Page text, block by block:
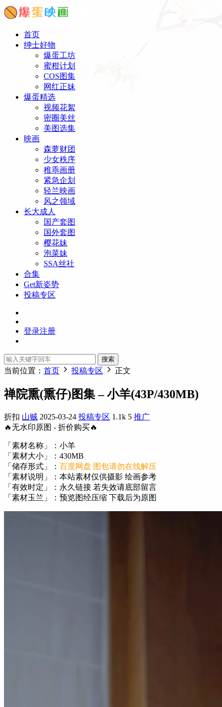
首页
绅士好物
爆蛋工坊
蜜柑计划
COS图集
网红正妹
爆蛋精选
视频花絮
密圈美丝
美图选集
映画
森萝财团
少女秩序
稚乖画册
紧急企划
轻兰映画
风之领域
长大成人
国产套图
国外套图
樱花妹
泡菜妹
SSA丝社
合集
Get新姿势
投稿专区
登录注册
搜索
当前位置： 首页 投稿专区 正文
禅院熏(熏仔)图集 – 小羊(43P/430MB)
折扣 山贼 2025-03-24 投稿专区 1.1k 5 推广
🔥无水印原图 - 折价购买🔥
「素材名称」：小羊
「素材大小」：430MB
「储存形式」： 百度网盘 图包请勿在线解压
「素材说明」：本站素材仅供摄影 绘画参考
「有效时定」：永久链接 若失效请底部留言
「素材玉兰」：预览图经压缩 下载后为原图